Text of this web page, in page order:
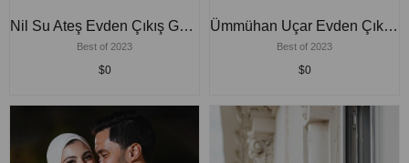
Nil Su Ateş Evden Çıkış Gelinlik
Best of 2023
$0
Ümmühan Uçar Evden Çıkış Gelinlik
Best of 2023
$0